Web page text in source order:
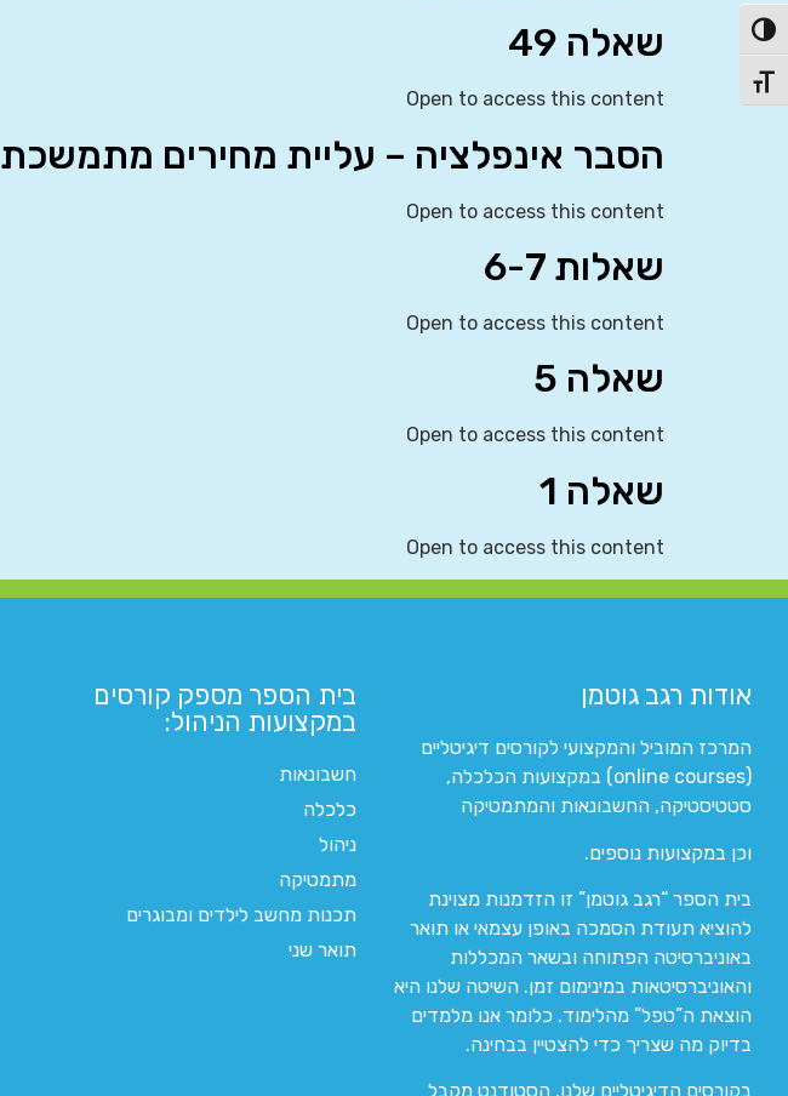
הפעל/כבה ניגודיות גבוהה
מתג גודל גופן
שאלה 49
Open to access this content
הסבר אינפלציה – עליית מחירים מתמשכת
Open to access this content
שאלות 6-7
Open to access this content
שאלה 5
Open to access this content
שאלה 1
Open to access this content
אודות רגב גוטמן
המרכז המוביל והמקצועי לקורסים דיגיטליים
(online courses) במקצועות הכלכלה,
סטטיסטיקה, החשבונאות והמתמטיקה
וכן במקצועות נוספים.
בית הספר “רגב גוטמן” זו הזדמנות מצוינת
להוציא תעודת הסמכה באופן עצמאי או תואר
באוניברסיטה הפתוחה ובשאר המכללות
והאוניברסיטאות במינימום זמן. השיטה שלנו היא
הוצאת ה”טפל” מהלימוד. כלומר אנו מלמדים
בדיוק מה שצריך כדי להצטיין בבחינה.
בקורסים הדיגיטליים שלנו, הסטודנט מקבל
בית הספר מספק קורסים
במקצועות הניהול:
חשבונאות
כלכלה
ניהול
מתמטיקה
תכנות מחשב לילדים ומבוגרים
תואר שני